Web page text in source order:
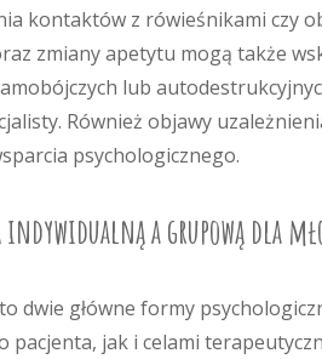
kontaktów z rówieśnikami czy
zmiany apetytu mogą także
lub
Również objawy
psychologicznego.
a grupową dla
dwie główne formy
pacjenta, jak i celami